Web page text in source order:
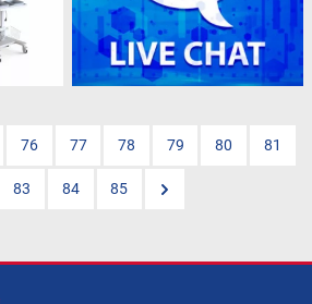
76 77 78 79 80 81
83 84 85